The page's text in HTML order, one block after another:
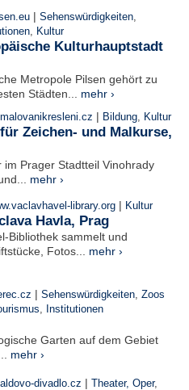
| Sehenswürdigkeiten,
, Kultur
Kulturhauptstadt
Metropole Pilsen gehört zu
Städten... mehr ›
| Bildung, Kultur
Zeichen- und Malkurse,
im Prager Stadtteil Vinohrady
mehr ›
library.org | Kultur
Havla, Prag
Bibliothek sammelt und
Fotos... mehr ›
| Sehenswürdigkeiten, Zoos
, Institutionen
Garten auf dem Gebiet
mehr ›
divadlo.cz | Theater, Oper,